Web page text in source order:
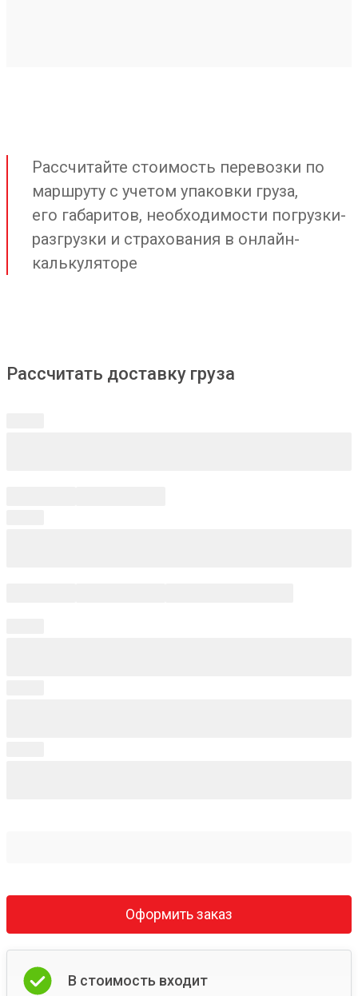
Рассчитайте стоимость перевозки по
маршруту с учетом упаковки груза,
его габаритов, необходимости погрузки-
разгрузки и страхования в онлайн-
калькуляторе
Рассчитать доставку груза
Оформить заказ
В стоимость входит